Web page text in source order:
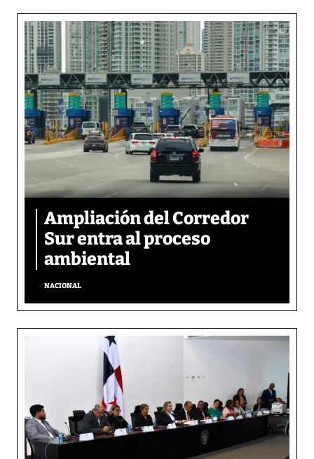
Ampliación del Corredor
Sur entra al proceso
ambiental
NACIONAL